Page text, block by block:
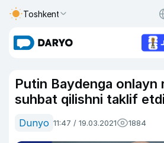
Toshkent
Putin Baydenga onlayn
suhbat qilishni taklif etdi
Dunyo 11:47 / 19.03.2021 1884